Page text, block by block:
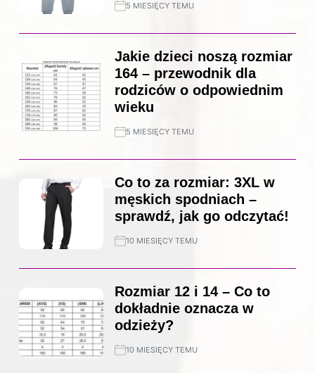
5 MIESIĘCY TEMU
Jakie dzieci noszą rozmiar
164 – przewodnik dla
rodziców o odpowiednim
wieku
5 MIESIĘCY TEMU
Co to za rozmiar: 3XL w
męskich spodniach –
sprawdź, jak go odczytać!
10 MIESIĘCY TEMU
Rozmiar 12 i 14 – Co to
dokładnie oznacza w
odzieży?
10 MIESIĘCY TEMU